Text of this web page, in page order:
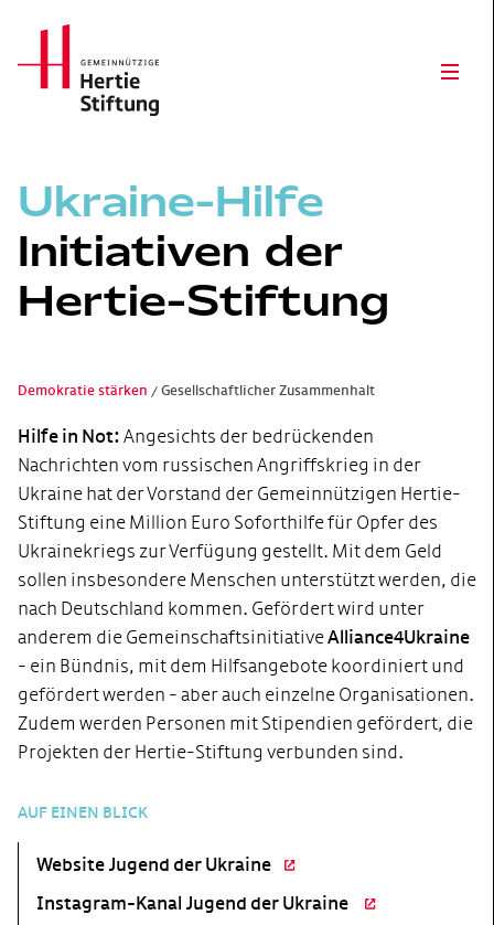
Hertie Stiftung Logo
Ukraine-Hilfe
Initiativen der
Hertie-Stiftung
Demokratie stärken Gesellschaftlicher Zusammenhalt
Hilfe in Not: Angesichts der bedrückenden
Nachrichten vom russischen Angriffskrieg in der
Ukraine hat der Vorstand der Gemeinnützigen Hertie-
Stiftung eine Million Euro Soforthilfe für Opfer des
Ukrainekriegs zur Verfügung gestellt. Mit dem Geld
sollen insbesondere Menschen unterstützt werden, die
nach Deutschland kommen. Gefördert wird unter
anderem die GemeinschaftsinitiativeAlliance4Ukraine
- ein Bündnis, mit dem Hilfsangebote koordiniert und
gefördert werden - aber auch einzelne Organisationen.
Zudem werden Personen mit Stipendien gefördert, die
Projekten der Hertie-Stiftung verbunden sind.
AUF EINEN BLICK
Website Jugend der Ukraine
Instagram-Kanal Jugend der Ukraine